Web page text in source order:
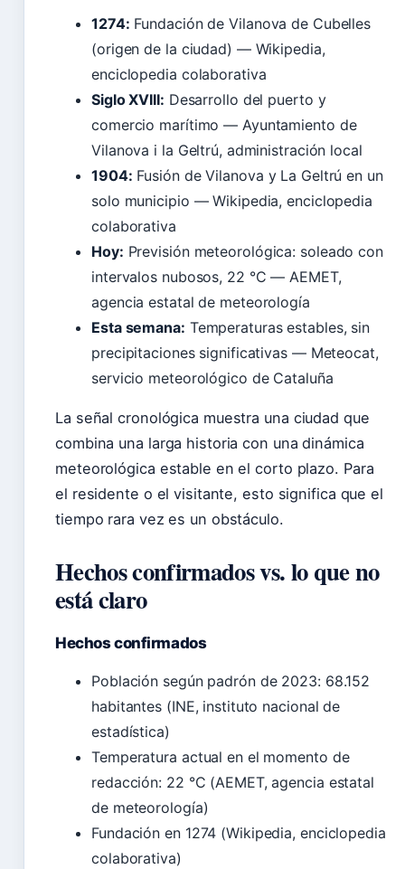
1274: Fundación de Vilanova de Cubelles
(origen de la ciudad) — Wikipedia,
enciclopedia colaborativa
Siglo XVIII: Desarrollo del puerto y
comercio marítimo — Ayuntamiento de
Vilanova i la Geltrú, administración local
1904: Fusión de Vilanova y La Geltrú en un
solo municipio — Wikipedia, enciclopedia
colaborativa
Hoy: Previsión meteorológica: soleado con
intervalos nubosos, 22 °C — AEMET,
agencia estatal de meteorología
Esta semana: Temperaturas estables, sin
precipitaciones significativas — Meteocat,
servicio meteorológico de Cataluña
La señal cronológica muestra una ciudad que
combina una larga historia con una dinámica
meteorológica estable en el corto plazo. Para
el residente o el visitante, esto significa que el
tiempo rara vez es un obstáculo.
Hechos confirmados vs. lo que no
está claro
Hechos confirmados
Población según padrón de 2023: 68.152
habitantes (INE, instituto nacional de
estadística)
Temperatura actual en el momento de
redacción: 22 °C (AEMET, agencia estatal
de meteorología)
Fundación en 1274 (Wikipedia, enciclopedia
colaborativa)